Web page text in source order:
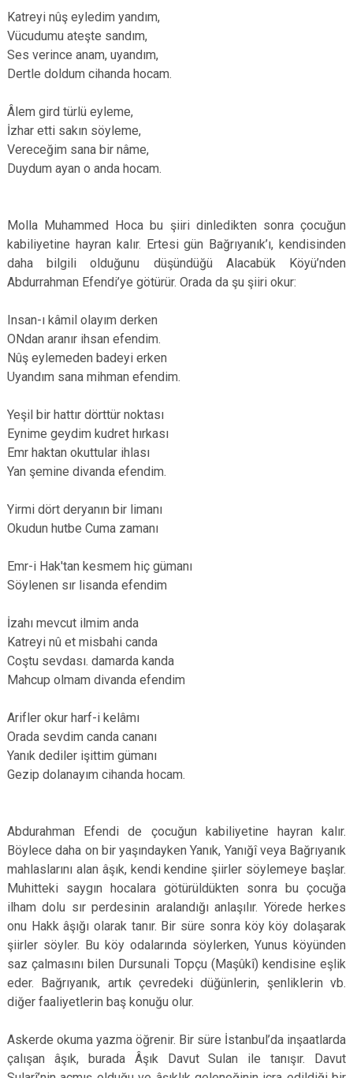
Katreyi nûş eyledim yandım,
Vücudumu ateşte sandım,
Ses verince anam, uyandım,
Dertle doldum cihanda hocam.
Âlem gird türlü eyleme,
İzhar etti sakın söyleme,
Vereceğim sana bir nâme,
Duydum ayan o anda hocam.
Molla Muhammed Hoca bu şiiri dinledikten sonra çocuğun
kabiliyetine hayran kalır. Ertesi gün Bağrıyanık’ı, kendisinden
daha bilgili olduğunu düşündüğü Alacabük Köyü’nden
Abdurrahman Efendi’ye götürür. Orada da şu şiiri okur:
Insan-ı kâmil olayım derken
ONdan aranır ihsan efendim.
Nûş eylemeden badeyi erken
Uyandım sana mihman efendim.
Yeşil bir hattır dörttür noktası
Eynime geydim kudret hırkası
Emr haktan okuttular ihlası
Yan şemine divanda efendim.
Yirmi dört deryanın bir limanı
Okudun hutbe Cuma zamanı
Emr-i Hak'tan kesmem hiç gümanı
Söylenen sır lisanda efendim
İzahı mevcut ilmim anda
Katreyi nû et misbahi canda
Coştu sevdası. damarda kanda
Mahcup olmam divanda efendim
Arifler okur harf-i kelâmı
Orada sevdim canda cananı
Yanık dediler işittim gümanı
Gezip dolanayım cihanda hocam.
Abdurahman Efendi de çocuğun kabiliyetine hayran kalır.
Böylece daha on bir yaşındayken Yanık, Yanığî veya Bağrıyanık
mahlaslarını alan âşık, kendi kendine şiirler söylemeye başlar.
Muhitteki saygın hocalara götürüldükten sonra bu çocuğa
ilham dolu sır perdesinin aralandığı anlaşılır. Yörede herkes
onu Hakk âşığı olarak tanır. Bir süre sonra köy köy dolaşarak
şiirler söyler. Bu köy odalarında söylerken, Yunus köyünden
saz çalmasını bilen Dursunali Topçu (Maşûkî) kendisine eşlik
eder. Bağrıyanık, artık çevredeki düğünlerin, şenliklerin vb.
diğer faaliyetlerin baş konuğu olur.
Askerde okuma yazma öğrenir. Bir süre İstanbul’da inşaatlarda
çalışan âşık, burada Âşık Davut Sulan ile tanışır. Davut